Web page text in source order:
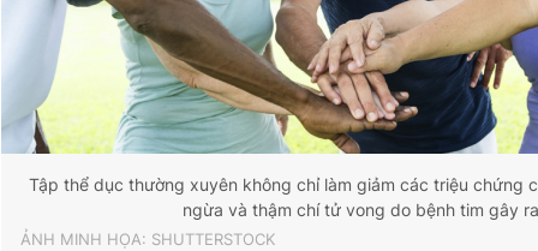
Tập thể dục thường xuyên không chỉ làm giảm các triệu chứng
ngừa và thậm chí tử vong do bệnh tim gây ra
ẢNH MINH HỌA: SHUTTERSTOCK